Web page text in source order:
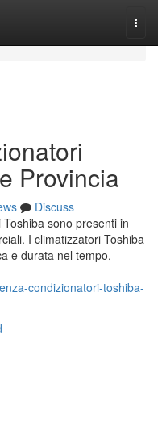
Provincia
Discuss
sono presenti in
I climatizzatori Toshiba
e durata nel tempo,
condizionatori-toshiba-